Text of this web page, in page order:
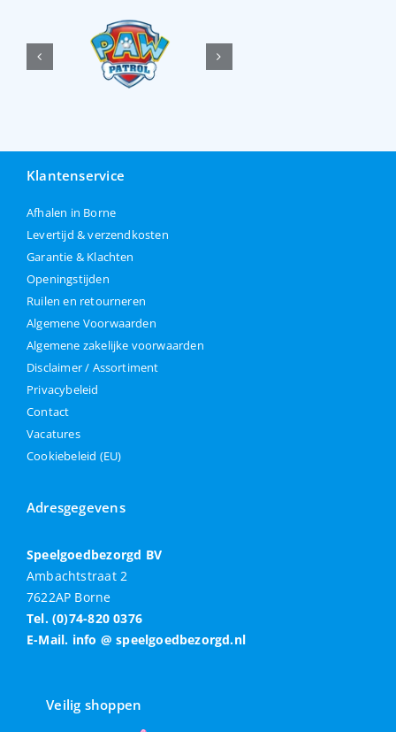
Klantenservice
Afhalen in Borne
Levertijd & verzendkosten
Garantie & Klachten
Openingstijden
Ruilen en retourneren
Algemene Voorwaarden
Algemene zakelijke voorwaarden
Disclaimer / Assortiment
Privacybeleid
Contact
Vacatures
Cookiebeleid (EU)
Adresgegevens
Speelgoedbezorgd BV
Ambachtstraat 2
7622AP Borne
Tel. (0)74-820 0376
E-Mail. info @ speelgoedbezorgd.nl
Veilig shoppen